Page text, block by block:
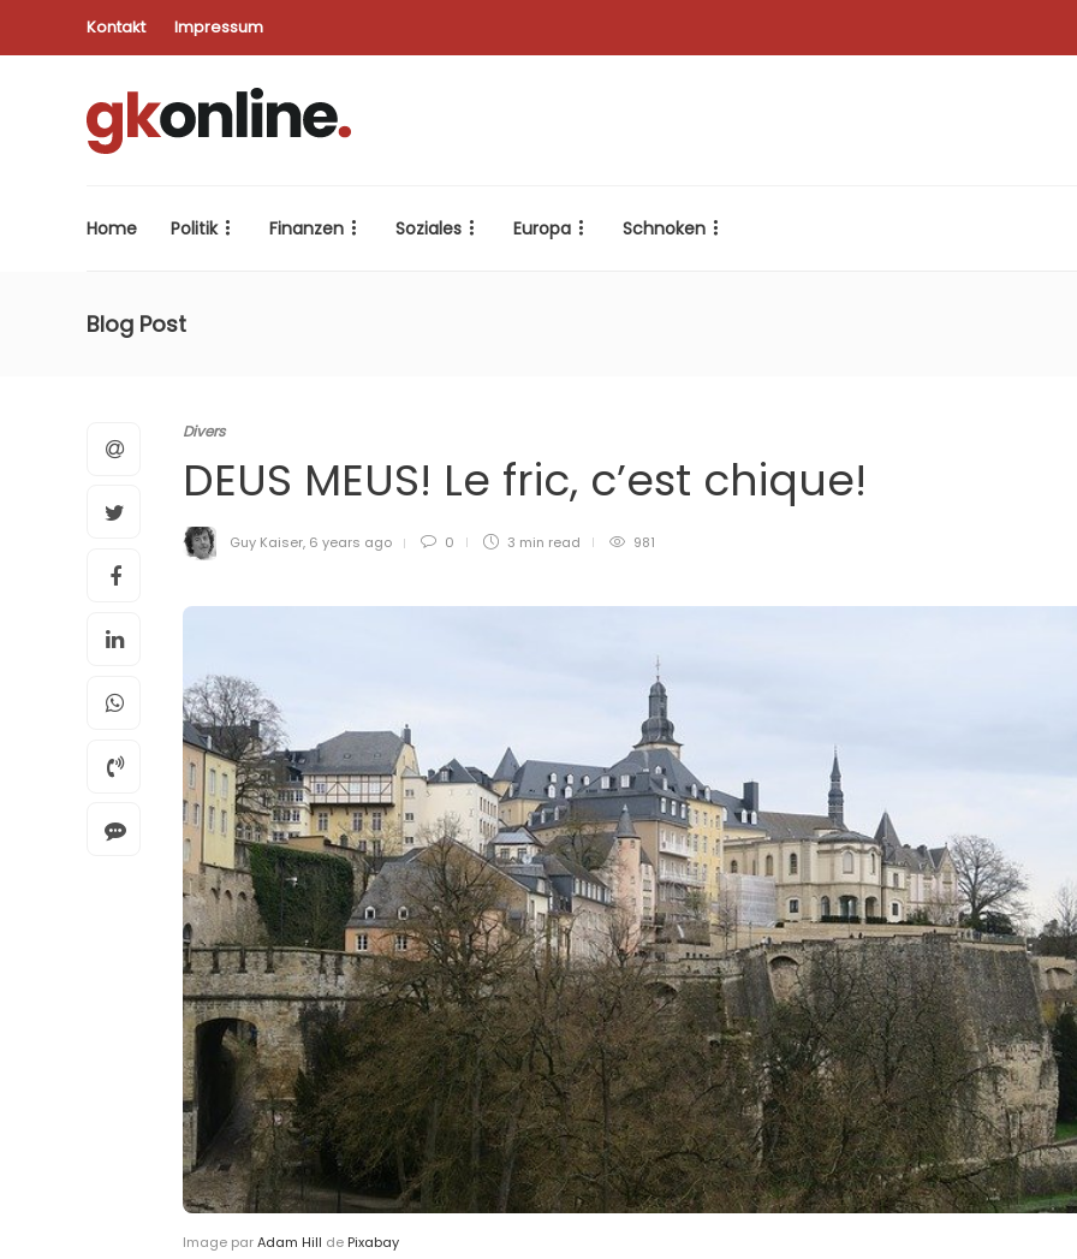
Kontakt Impressum
Home Politik Finanzen Soziales Europa Schnoken
Blog Post
Divers
DEUS MEUS! Le fric, c’est chique!
Guy Kaiser, 6 years ago 0 3 min read 981
Image parAdam Hill de Pixabay